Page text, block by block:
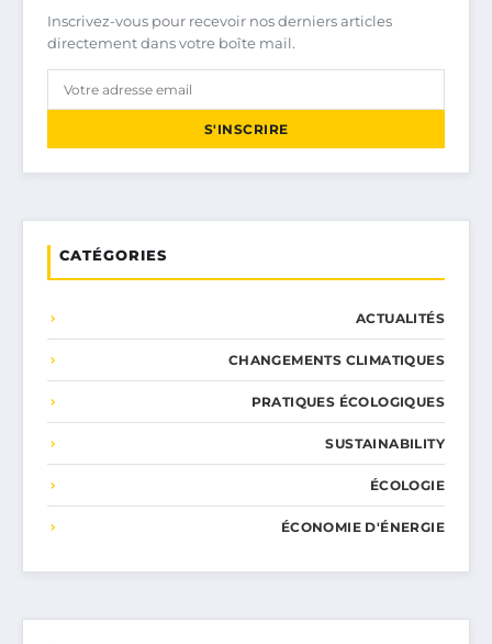
Inscrivez-vous pour recevoir nos derniers articles
directement dans votre boîte mail.
S'INSCRIRE
CATÉGORIES
ACTUALITÉS
CHANGEMENTS CLIMATIQUES
PRATIQUES ÉCOLOGIQUES
SUSTAINABILITY
ÉCOLOGIE
ÉCONOMIE D'ÉNERGIE